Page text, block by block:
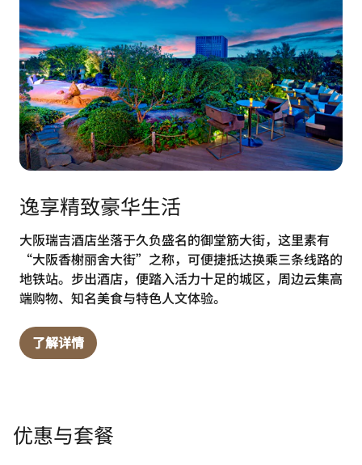
逸享精致豪华生活
大阪瑞吉酒店坐落于久负盛名的御堂筋大街，这里素有
“大阪香榭丽舍大街”之称，可便捷抵达换乘三条线路的
地铁站。步出酒店，便踏入活力十足的城区，周边云集高
端购物、知名美食与特色人文体验。
了解详情
优惠与套餐